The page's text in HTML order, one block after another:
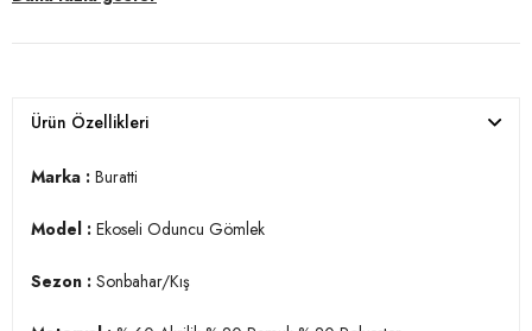
: 100 cm / Beden : L
3DK1CF22W2650.662
Ürün Özellikleri
Marka : Buratti
Model : Ekoseli Oduncu Gömlek
Sezon : Sonbahar/Kış